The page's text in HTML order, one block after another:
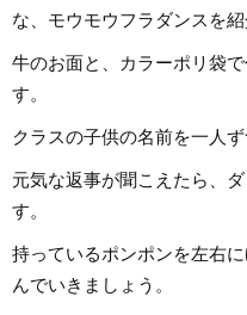
な、モウモウフラダンスを紹
牛のお面と、カラーポリ袋
す。
クラスの子供の名前を一人
元気な返事が聞こえたら、
す。
持っているポンポンを左右
んでいきましょう。